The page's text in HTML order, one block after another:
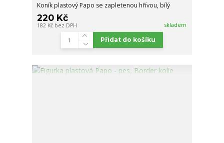
Koník plastový Papo se zapletenou hřívou, bílý
220 Kč
182 Kč bez DPH skladem
Přidat do košíku